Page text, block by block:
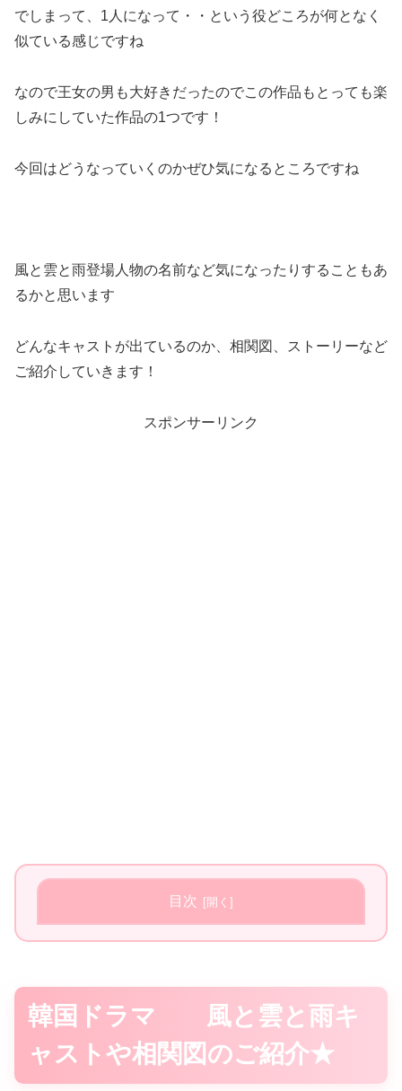
でしまって、1人になって・・という役どころが何となく
似ている感じですね
なので王女の男も大好きだったのでこの作品もとっても楽
しみにしていた作品の1つです！
今回はどうなっていくのかぜひ気になるところですね
風と雲と雨登場人物の名前など気になったりすることもあ
るかと思います
どんなキャストが出ているのか、相関図、ストーリーなど
ご紹介していきます！
スポンサーリンク
目次
韓国ドラマ 風と雲と雨キ
ャストや相関図のご紹介★